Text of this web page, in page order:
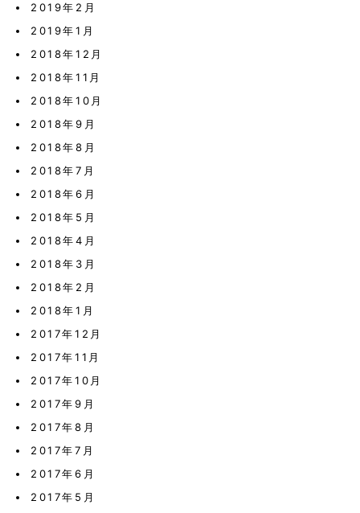
2019年2月
2019年1月
2018年12月
2018年11月
2018年10月
2018年9月
2018年8月
2018年7月
2018年6月
2018年5月
2018年4月
2018年3月
2018年2月
2018年1月
2017年12月
2017年11月
2017年10月
2017年9月
2017年8月
2017年7月
2017年6月
2017年5月